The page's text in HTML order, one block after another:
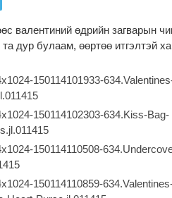
валентиний өдрийн загварын
дур булаам, өөртөө итгэлтэй